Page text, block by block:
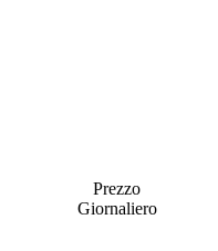
Prezzo
Giornaliero